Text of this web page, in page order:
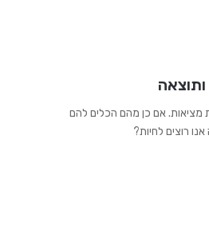
אם כן מהם הכלים להם
רוצים לחיות?